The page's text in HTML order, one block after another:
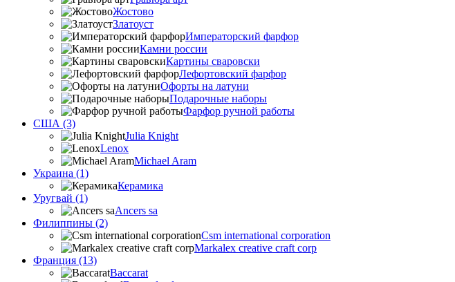
Жостово
Златоуст
Императорский фарфор
Камни россии
Картины сваровски
Лефортовский фарфор
Офорты на латуни
Подарочные наборы
Фарфор ручной работы
США (3)
Julia Knight
Lenox
Michael Aram
Украина (1)
Керамика
Уругвай (1)
Ancers sa
Филиппины (2)
Csm international corporation
Markalex creative craft corp
Франция (13)
Baccarat